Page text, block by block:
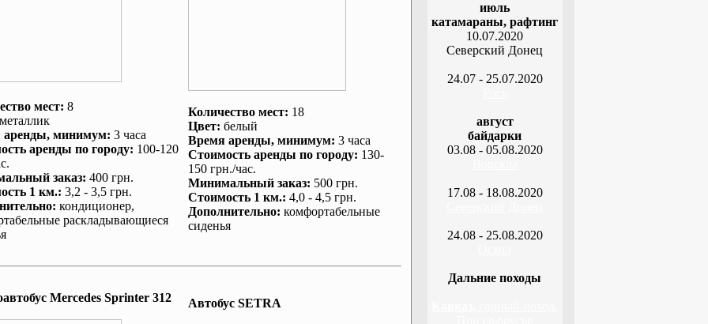
мест: 8
металлик
аренды, минимум: 3 часа
аренды по городу: 100-120
заказ: 400 грн.
1 км.: 3,2 - 3,5 грн.
: кондиционер,
раскладывающиеся
Количество мест: 18
Цвет: белый
Время аренды, минимум: 3 часа
Стоимость аренды по городу: 130-
150 грн./час.
Минимальный заказ: 500 грн.
Стоимость 1 км.: 4,0 - 4,5 грн.
Дополнительно: комфортабельные
сиденья
Mеrcedes Sprinter 312 Автобус SETRA
июль
катамараны, рафтинг
10.07.2020
Северский Донец
24.07 - 25.07.2020
август
байдарки
03.08 - 05.08.2020
17.08 - 18.08.2020
24.08 - 25.08.2020
Дальние походы